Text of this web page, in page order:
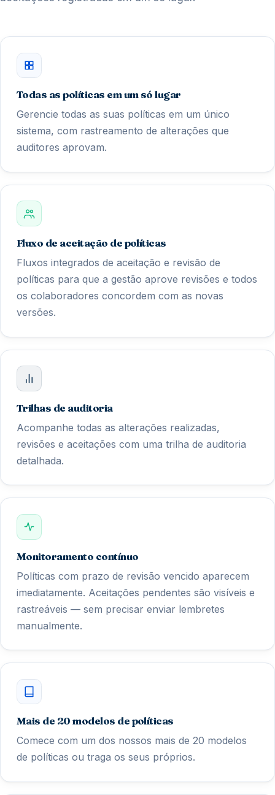
Todas as políticas em um só lugar
Gerencie todas as suas políticas em um único
sistema, com rastreamento de alterações que
auditores aprovam.
Fluxo de aceitação de políticas
Fluxos integrados de aceitação e revisão de
políticas para que a gestão aprove revisões e todos
os colaboradores concordem com as novas
versões.
Trilhas de auditoria
Acompanhe todas as alterações realizadas,
revisões e aceitações com uma trilha de auditoria
detalhada.
Monitoramento contínuo
Políticas com prazo de revisão vencido aparecem
imediatamente. Aceitações pendentes são visíveis e
rastreáveis — sem precisar enviar lembretes
manualmente.
Mais de 20 modelos de políticas
Comece com um dos nossos mais de 20 modelos
de políticas ou traga os seus próprios.